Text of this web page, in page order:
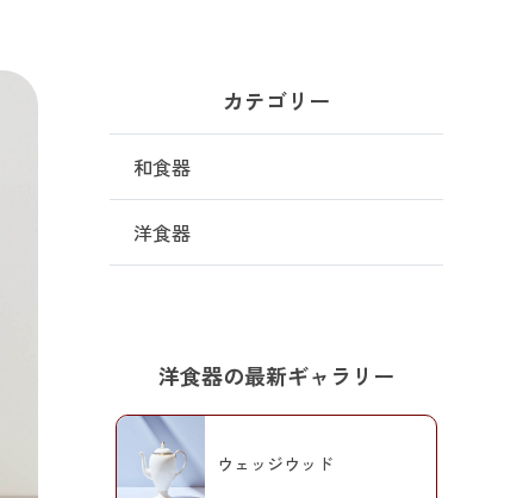
カテゴリー
和食器
洋食器
洋食器の最新ギャラリー
ウェッジウッド